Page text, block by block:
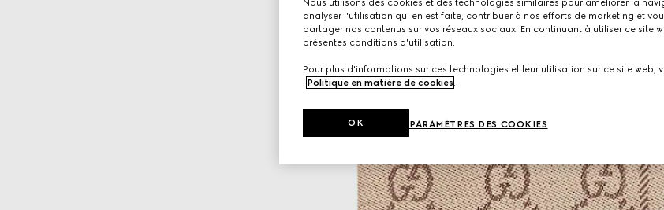
Nous utilisons des cookies et des technologies similaires pour améliorer la
analyser l'utilisation qui en est faite, contribuer à nos efforts de marketing et
partager nos contenus sur vos réseaux sociaux. En continuant à utiliser ce site
présentes conditions d'utilisation.
Pour plus d'informations sur ces technologies et leur utilisation sur ce site web,
Politique en matière de cookies.
PARAMÈTRES DES COOKIES
OK